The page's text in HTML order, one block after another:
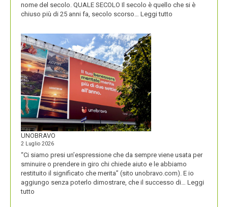
nome del secolo. QUALE SECOLO Il secolo è quello che si è
chiuso più di 25 anni fa, secolo scorso… Leggi tutto
UNOBRAVO
2 Luglio 2026
“Ci siamo presi un’espressione che da sempre viene usata per
sminuire o prendere in giro chi chiede aiuto e le abbiamo
restituito il significato che merita” (sito unobravo.com). E io
aggiungo senza poterlo dimostrare, che il successo di… Leggi
tutto